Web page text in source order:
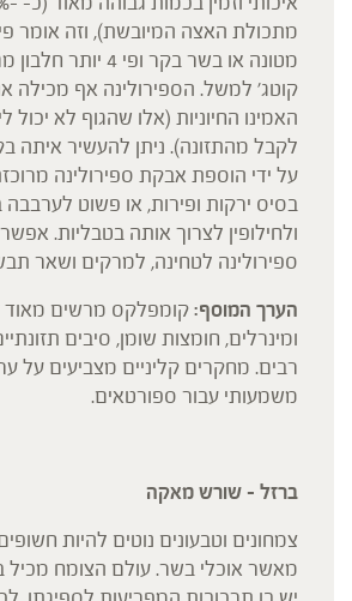
מטונה או בשר בקר ופי 4
קוטג' למשל. הספירולינה אף מכילה
האמינו החיוניות (אלו שהגוף לא יכול
לקבל מהתזונה). ניתן להעשיר איתה
על ידי הוספת אבקת ספירולינה
בסיס ירקות ופירות, או פשוט לערבבה
ולחילופין לצרוך אותה בטבליות.
ספירולינה לטחינה, למרקים ושאר
הערך המוסף:קומפלקס מרשים מאוד
ומינרלים, חומצות שומן, סיבים
רבים. מחקרים קליניים מצביעים על
משמעותי עבור ספורטאים.
ברזל – שורש מאקה
צמחונים וטבעונים נוטים להיות
מאשר אוכלי בשר. עולם הצומח מכיל